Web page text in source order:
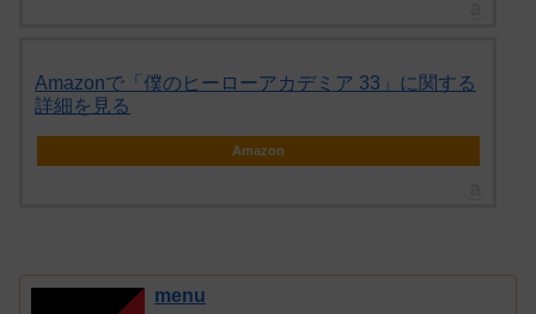
Amazonで「僕のヒーローアカデミア 33」に関する
詳細を見る
Amazon
menu